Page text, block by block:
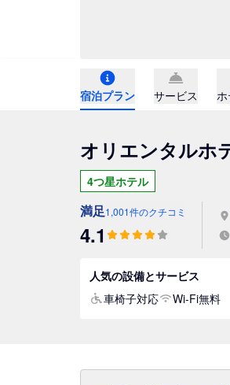
宿泊プラン サービス
オリエンタルホ
4つ星ホテル
満足1,001件のクチコミ
4.1
人気の設備とサービス
車椅子対応 Wi-Fi無料